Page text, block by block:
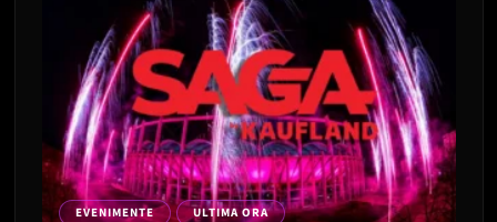
EVENIMENTE ULTIMA ORA